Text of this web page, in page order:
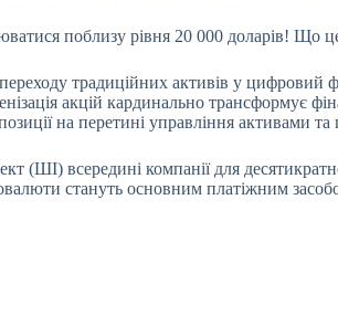
поблизу рівня 20 000 доларів! Що
традиційних активів у цифровий
акцій кардинально трансформує
на перетині управління активами
(ШІ) всередині компанії для
стануть основним платіжним